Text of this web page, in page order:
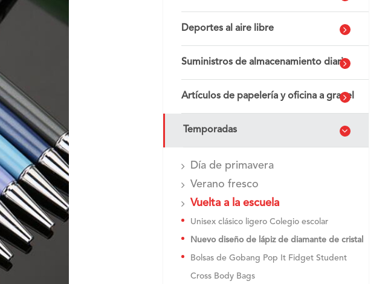
Deportes al aire libre
Suministros de almacenamiento diario
Artículos de papelería y oficina a granel
Temporadas
Día de primavera
Verano fresco
Vuelta a la escuela
Unisex clásico ligero Colegio escolar
Nuevo diseño de lápiz de diamante de cristal
Bolsas de Gobang Pop It Fidget Student
Cross Body Bags